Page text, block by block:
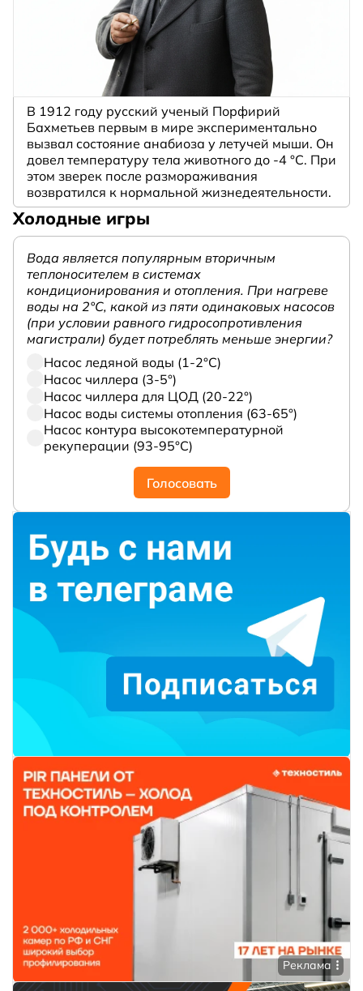
В 1912 году русский ученый Порфирий
Бахметьев первым в мире экспериментально
вызвал состояние анабиоза у летучей мыши. Он
довел температуру тела животного до -4 °C. При
этом зверек после размораживания
возвратился к нормальной жизнедеятельности.
Холодные игры
Вода является популярным вторичным
теплоносителем в системах
кондиционирования и отопления. При нагреве
воды на 2°С, какой из пяти одинаковых насосов
(при условии равного гидросопротивления
магистрали) будет потреблять меньше энергии?
Насос ледяной воды (1-2°С)
Насос чиллера (3-5°)
Насос чиллера для ЦОД (20-22°)
Насос воды системы отопления (63-65°)
Насос контура высокотемпературной
рекуперации (93-95°С)
Голосовать
Реклама